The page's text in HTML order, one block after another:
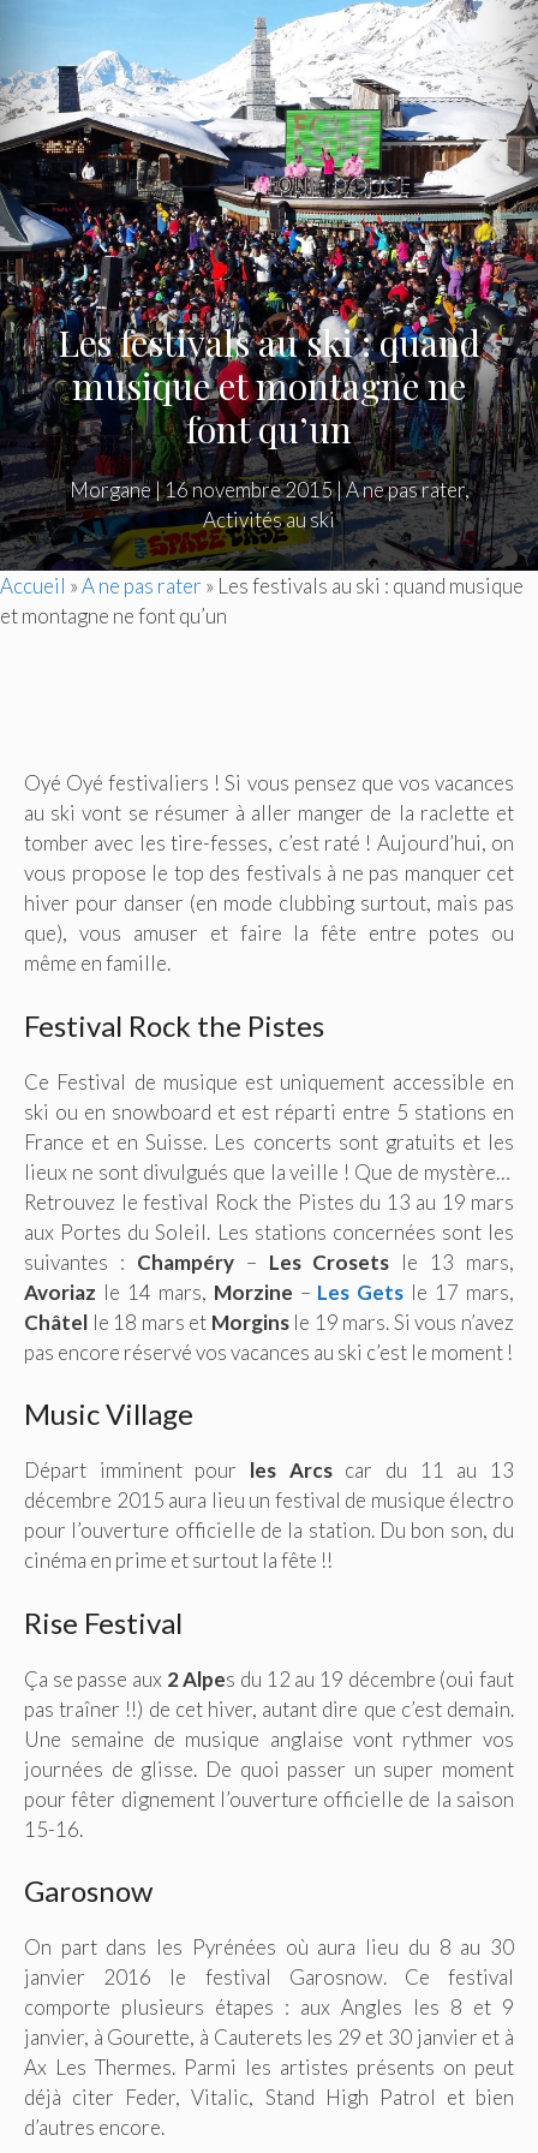
Les festivals au ski : quand
musique et montagne ne
font qu’un
Morgane|16 novembre 2015|A ne pas rater,
Activités au ski
Accueil »A ne pas rater » Les festivals au ski : quand musique
et montagne ne font qu’un
Oyé Oyé festivaliers ! Si vous pensez que vos vacances
au ski vont se résumer à aller manger de la raclette et
tomber avec les tire-fesses, c’est raté ! Aujourd’hui, on
vous propose le top des festivals à ne pas manquer cet
hiver pour danser (en mode clubbing surtout, mais pas
que), vous amuser et faire la fête entre potes ou
même en famille.
Festival Rock the Pistes
Ce Festival de musique est uniquement accessible en
ski ou en snowboard et est réparti entre 5 stations en
France et en Suisse. Les concerts sont gratuits et les
lieux ne sont divulgués que la veille ! Que de mystère…
Retrouvez le festival Rock the Pistes du 13 au 19 mars
aux Portes du Soleil. Les stations concernées sont les
suivantes : Champéry– Les Crosets le 13 mars,
Avoriaz le 14 mars, Morzine – Les Gets le 17 mars,
Châtel le 18 mars et Morginsle 19 mars. Si vous n’avez
pas encore réservé vos vacances au ski c’est le moment !
Music Village
Départ imminent pour les Arcscar du 11 au 13
décembre 2015 aura lieu un festival de musique électro
pour l’ouverture officielle de la station. Du bon son, du
cinéma en prime et surtout la fête !!
Rise Festival
Ça se passe aux 2 Alpes du 12 au 19 décembre (oui faut
pas traîner !!) de cet hiver, autant dire que c’est demain.
Une semaine de musique anglaise vont rythmer vos
journées de glisse. De quoi passer un super moment
pour fêter dignement l’ouverture officielle de la saison
15-16.
Garosnow
On part dans les Pyrénées où aura lieu du 8 au 30
janvier 2016 le festival Garosnow. Ce festival
comporte plusieurs étapes : aux Angles les 8 et 9
janvier, à Gourette, à Cauterets les 29 et 30 janvier et à
Ax Les Thermes. Parmi les artistes présents on peut
déjà citer Feder, Vitalic, Stand High Patrol et bien
d’autres encore.